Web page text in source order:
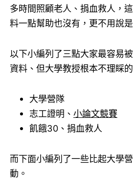
多時間照顧老人、捐血救人，
料一點幫助也沒有，更不用說
以下小編列了三點大家最容易
資料、但大學教授根本不理睬的
大學營隊
志工證明、 小論文競賽
飢餓30、捐血救人
而下面小編列了一些比起大學
動。